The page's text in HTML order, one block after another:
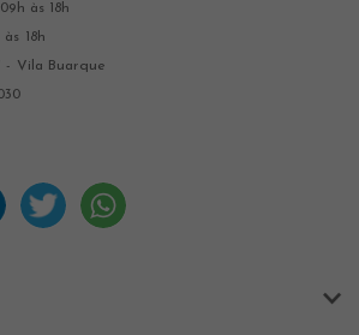
às 18h
18h
- Vila Buarque